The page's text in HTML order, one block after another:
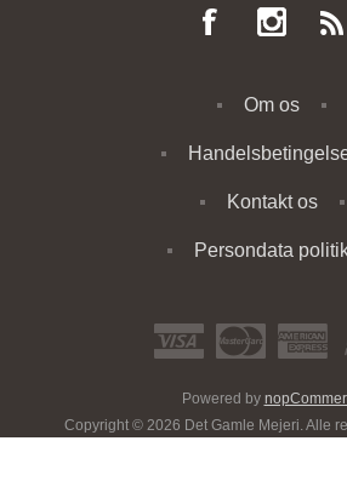
Om os
Kontakt os
Persondata
Powered by
Copyright © 2026 Det Gamle Mejeri. Alle